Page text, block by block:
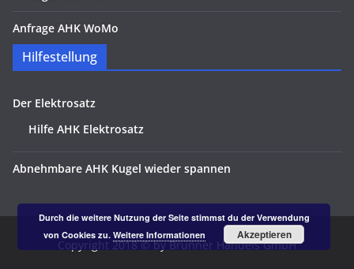
Anfrage AHK WoMo
Hilfestellung
Der Elektrosatz
Hilfe AHK Elektrosatz
Abnehmbare AHK Kugel wieder spannen
Copyright 2018 © by Brunner Handels GmbH
Durch die weitere Nutzung der Seite stimmst du der Verwendung
von Cookies zu.Weitere Informationen Akzeptieren